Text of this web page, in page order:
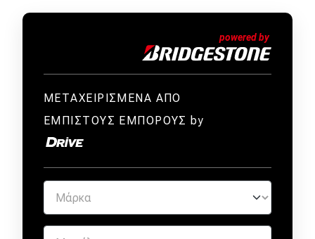
ΜΕΤΑΧΕΙΡΙΣΜΕΝΑ ΑΠΟ
ΕΜΠΙΣΤΟΥΣ ΕΜΠΟΡΟΥΣ by